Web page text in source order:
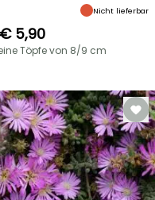
Nicht lieferbar
€ 5,90
Töpfe von 8/9 cm